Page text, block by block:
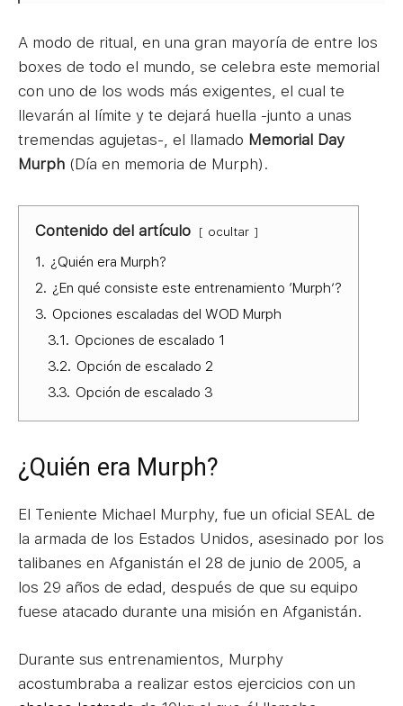
A modo de ritual, en una gran mayoría de entre los
boxes de todo el mundo, se celebra este memorial
con uno de los wods más exigentes, el cual te
llevarán al límite y te dejará huella -junto a unas
tremendas agujetas-, el llamado Memorial Day
Murph (Día en memoria de Murph).
Contenido del artículo ocultar
1. ¿Quién era Murph?
2. ¿En qué consiste este entrenamiento ‘Murph’?
3. Opciones escaladas del WOD Murph
3.1. Opciones de escalado 1
3.2. Opción de escalado 2
3.3. Opción de escalado 3
¿Quién era Murph?
El Teniente Michael Murphy, fue un oficial SEAL de
la armada de los Estados Unidos, asesinado por los
talibanes en Afganistán el 28 de junio de 2005, a
los 29 años de edad, después de que su equipo
fuese atacado durante una misión en Afganistán.
Durante sus entrenamientos, Murphy
acostumbraba a realizar estos ejercicios con un